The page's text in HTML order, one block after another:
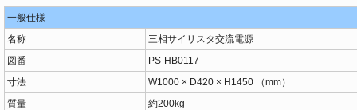
一般仕様
名称
三相サイリスタ交流電源
図番
PS-HB0117
寸法
W1000 × D420 × H1450 （mm）
質量
約200kg